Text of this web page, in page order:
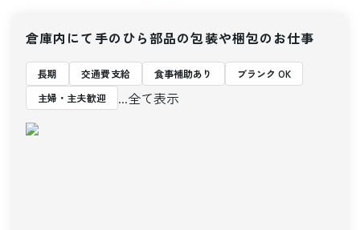
倉庫内にて手のひら部品の包装や梱包のお仕事
長期 交通費支給 食事補助あり
ブランク OK
主婦・主夫歓迎
...全て表示